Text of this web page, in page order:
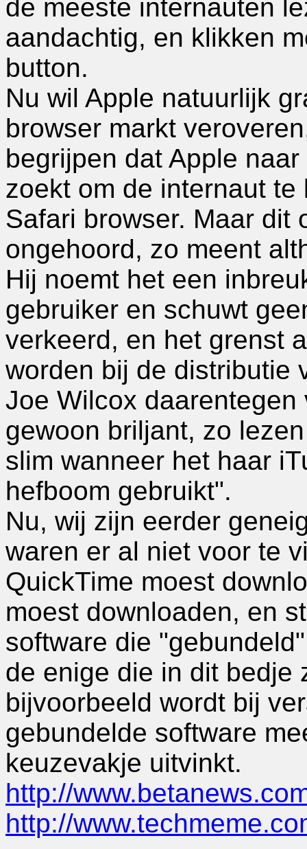
de meeste internauten
aandachtig, en klikken
button.
Nu wil Apple natuurlijk
browser markt
begrijpen dat Apple
zoekt om de internaut
Safari browser. Maar dit
ongehoord, zo meent
Hij noemt het een
gebruiker en schuwt
verkeerd, en het grenst
worden bij de distributie
Joe Wilcox
gewoon briljant, zo
slim wanneer het haar
hefboom gebruikt".
Nu, wij zijn eerder
waren er al niet voor te
QuickTime moest
moest downloaden, en
software die
de enige die in dit bedje
bijvoorbeeld wordt bij
gebundelde software
keuzevakje uitvinkt.
http://
http://